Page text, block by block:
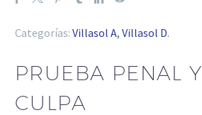
Categorías: Villasol A, Villasol D.
PRUEBA PENAL Y
CULPA